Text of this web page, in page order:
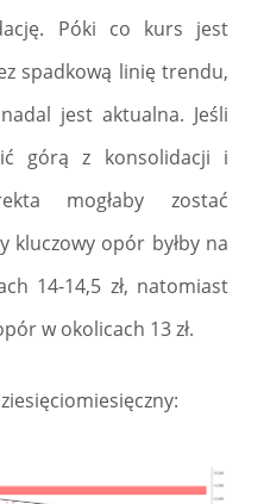
Póki co kurs jest
spadkową linię trendu,
jest aktualna. Jeśli
górą z konsolidacji i
mogłaby zostać
kluczowy opór byłby na
14-14,5 zł, natomiast
w okolicach 13 zł.